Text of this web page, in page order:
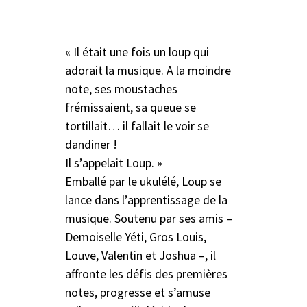
« Il était une fois un loup qui
adorait la musique. A la moindre
note, ses moustaches
frémissaient, sa queue se
tortillait… il fallait le voir se
dandiner !
Il s’appelait Loup. »
Emballé par le ukulélé, Loup se
lance dans l’apprentissage de la
musique. Soutenu par ses amis –
Demoiselle Yéti, Gros Louis,
Louve, Valentin et Joshua –, il
affronte les défis des premières
notes, progresse et s’amuse